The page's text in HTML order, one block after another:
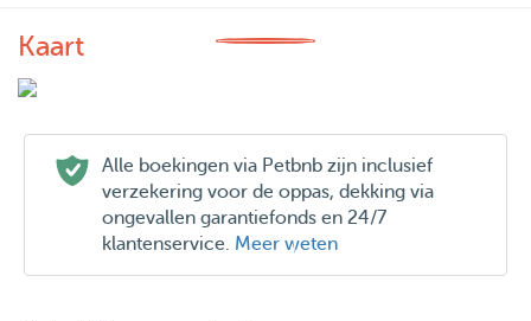
Kaart
Alle boekingen via Petbnb zijn inclusief
verzekering voor de oppas, dekking via
ongevallen garantiefonds en 24/7
klantenservice. Meer weten